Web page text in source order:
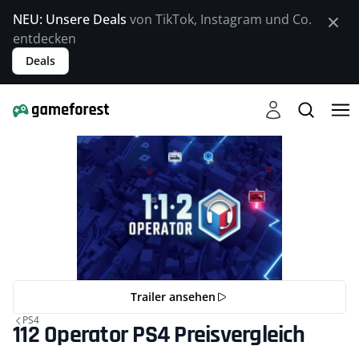
NEU: Unsere Deals von TikTok, Instagram und Co.
entdecken
Deals
Trailer ansehen
PS4
112 Operator PS4 Preisvergleich